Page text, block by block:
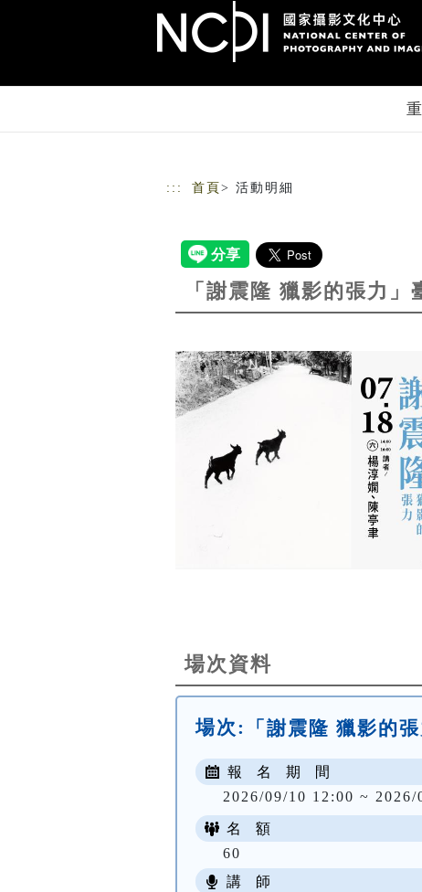
::: 首頁 > 活動明細
「謝震隆 獵影的張力
場次資料
場次: 「謝震隆 獵影的
報 名 期 間
2026/09/10 12:00 ~ 2026/
名 額
60
講 師